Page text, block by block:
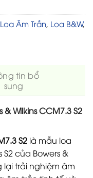
Loa Âm Trần Loa B&W,
tin bổ
sung
Wilkins CCM7.3 S2
S2 là mẫu loa
của Bowers &
lại trải nghiệm âm